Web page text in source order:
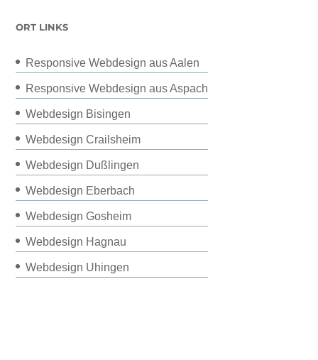
ORT LINKS
Responsive Webdesign aus Aalen
Responsive Webdesign aus Aspach
Webdesign Bisingen
Webdesign Crailsheim
Webdesign Dußlingen
Webdesign Eberbach
Webdesign Gosheim
Webdesign Hagnau
Webdesign Uhingen